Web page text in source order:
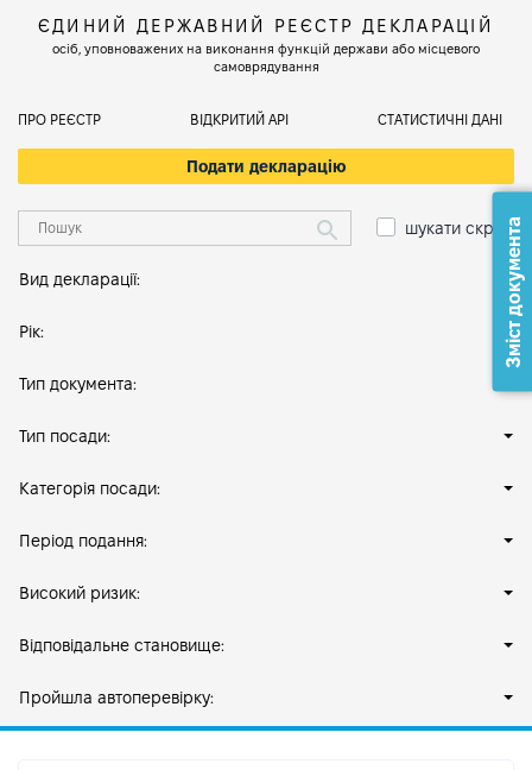
ЄДИНИЙ ДЕРЖАВНИЙ РЕЄСТР ДЕКЛАРАЦІЙ
осіб, уповноважених на виконання функцій держави або місцевого
самоврядування
ПРО РЕЄСТР ВІДКРИТИЙ АРІ СТАТИСТИЧНІ ДАНІ
Подати декларацію
шукати скрізь
Вид декларації:
Рік:
Тип документа:
Тип посади:
Категорія посади:
Період подання:
Високий ризик:
Відповідальне становище:
Пройшла автоперевірку:
Зміст документа